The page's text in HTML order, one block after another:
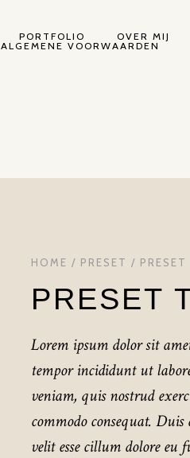
PORTFOLIO OVER MIJ
ALGEMENE VOORWAARDEN
HOME / PRESET /
PRESET
Lorem ipsum dolor sit
tempor incididunt ut
veniam, quis nostrud
commodo consequat.
velit esse cillum dolore